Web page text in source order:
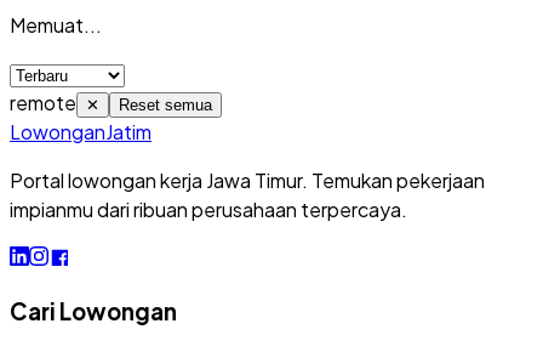
Memuat...
remote ✕ Reset semua
LowonganJatim
Portal lowongan kerja Jawa Timur. Temukan pekerjaan
impianmu dari ribuan perusahaan terpercaya.
Cari Lowongan